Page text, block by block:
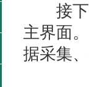
接下来
主界面
据采集